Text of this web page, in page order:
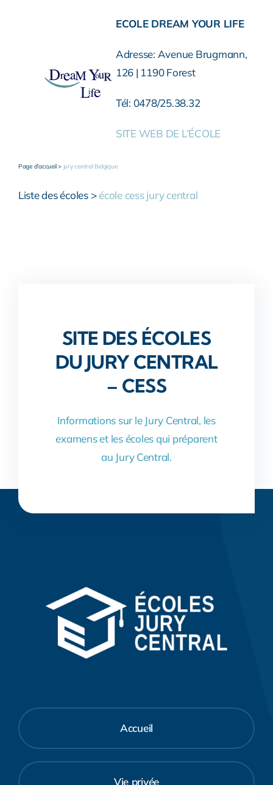
ECOLE DREAM YOUR LIFE
Adresse: Avenue Brugmann,
126 | 1190 Forest
Tél: 0478/25.38.32
SITE WEB DE L’ÉCOLE
Page d’accueil > jury central Belgique
Liste des écoles >école cess jury central
SITE DES ÉCOLES
DU JURY CENTRAL
– CESS
Informations sur le Jury Central, les
examens et les écoles qui préparent
au Jury Central.
Accueil
Vie privée